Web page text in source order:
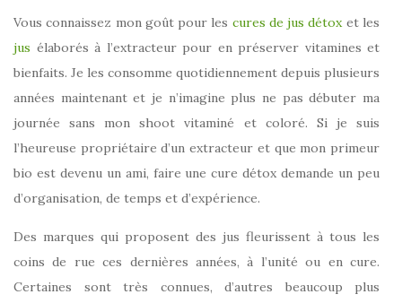
Vous connaissez mon goût pour les cures de jus détox et les
jus élaborés à l’extracteur pour en préserver vitamines et
bienfaits. Je les consomme quotidiennement depuis plusieurs
années maintenant et je n’imagine plus ne pas débuter ma
journée sans mon shoot vitaminé et coloré. Si je suis
l’heureuse propriétaire d’un extracteur et que mon primeur
bio est devenu un ami, faire une cure détox demande un peu
d’organisation, de temps et d’expérience.
Des marques qui proposent des jus fleurissent à tous les
coins de rue ces dernières années, à l’unité ou en cure.
Certaines sont très connues, d’autres beaucoup plus